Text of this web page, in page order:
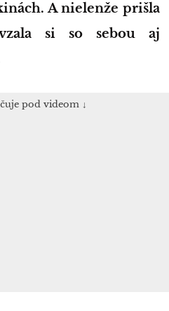
A nielenže prišla
si so sebou aj
pod videom ↓